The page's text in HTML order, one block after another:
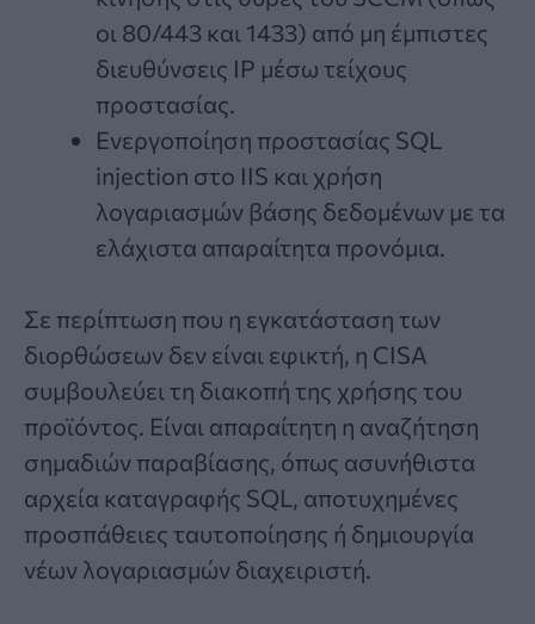
οι 80/443 και 1433) από μη έμπιστες
διευθύνσεις IP μέσω τείχους
προστασίας.
Ενεργοποίηση προστασίας SQL
injection στο IIS και χρήση
λογαριασμών βάσης δεδομένων με τα
ελάχιστα απαραίτητα προνόμια.
Σε περίπτωση που η εγκατάσταση των
διορθώσεων δεν είναι εφικτή, η CISA
συμβουλεύει τη διακοπή της χρήσης του
προϊόντος. Είναι απαραίτητη η αναζήτηση
σημαδιών παραβίασης, όπως ασυνήθιστα
αρχεία καταγραφής SQL, αποτυχημένες
προσπάθειες ταυτοποίησης ή δημιουργία
νέων λογαριασμών διαχειριστή.